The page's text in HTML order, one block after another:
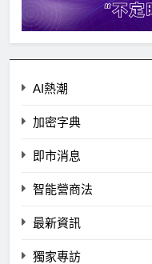
AI熱潮
加密字典
即市消息
智能營商法
最新資訊
獨家專訪